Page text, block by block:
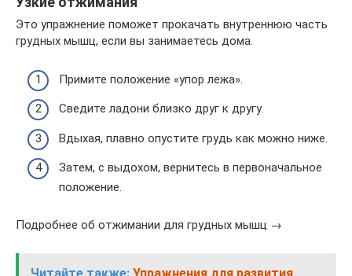
Это упражнение поможет прокачать внутреннюю часть
грудных мышц, если вы занимаетесь дома.
Примите положение «упор лежа».
Сведите ладони близко друг к другу.
Вдыхая, плавно опустите грудь как можно ниже.
Затем, с выдохом, вернитесь в первоначальное
положение.
Подробнее об отжимании для грудных мышц →